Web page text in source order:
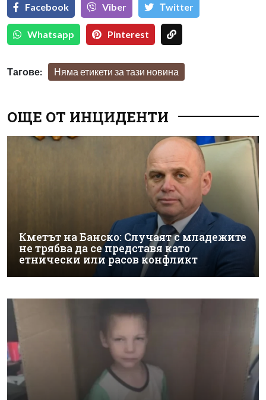
Facebook Viber Тwitter
Whatsapp Pinterest
Тагове: Няма етикети за тази новина
ОЩЕ ОТ ИНЦИДЕНТИ
Кметът на Банско: Случаят с младежите
не трябва да се представя като
етнически или расов конфликт